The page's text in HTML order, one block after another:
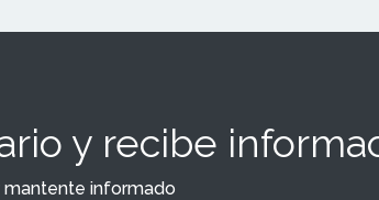
y recibe
mantente informado